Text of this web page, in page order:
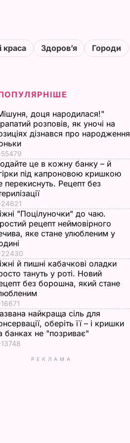
краса Здоровʼя Городи
доця народилася!"
розповів, як уночі на
дізнався про народження
55479
це в кожну банку – й
під капроновою кришкою
перекиснуть. Рецепт без
24621
"Поцілуночки" до чаю.
рецепт неймовірного
яке стане улюбленим у
22430
й пишні кабачкові оладки
тануть у роті. Новий
без борошна, який стане
16671
найкраща сіль для
оберіть її – і кришки
банках не "позриває"
13748
РЕКЛАМА